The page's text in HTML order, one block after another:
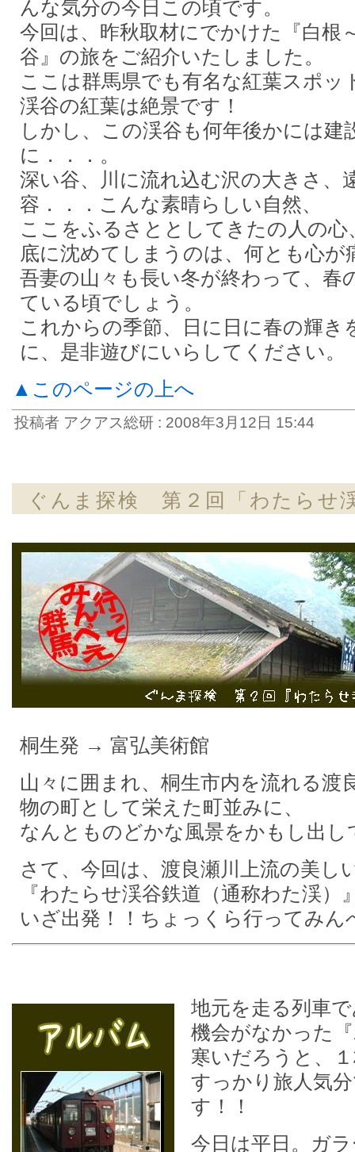
んな気分の今日この頃です。
今回は、昨秋取材にでかけた『白根
谷』の旅をご紹介いたしました。
ここは群馬県でも有名な紅葉スポッ
渓谷の紅葉は絶景です！
しかし、この渓谷も何年後かには建
に．．．。
深い谷、川に流れ込む沢の大きさ、
容．．．こんな素晴らしい自然、
ここをふるさととしてきたの人の
底に沈めてしまうのは、何とも心が
吾妻の山々も長い冬が終わって、春
ている頃でしょう。
これからの季節、日に日に春の輝き
に、是非遊びにいらしてください。
▲このページの上へ
投稿者 アクアス総研 : 2008年3月12日 15:44
ぐんま探検 第２回「わたらせ
桐生発 → 富弘美術館
山々に囲まれ、桐生市内を流れる渡
物の町として栄えた町並みに、
なんとものどかな風景をかもし出し
さて、今回は、渡良瀬川上流の美し
『わたらせ渓谷鉄道（通称わた渓）
いざ出発！！ちょっくら行ってみん
地元を走る列車
機会がなかった
寒いだろうと、
すっかり旅人気
す！！
今日は平日。ガ